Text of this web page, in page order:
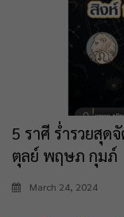
5 ราศี ร่ำรวยสุด
ตุลย์ พฤษภ กุมภ์
March 24, 2024